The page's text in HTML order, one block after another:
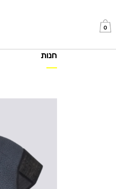
0
חנות